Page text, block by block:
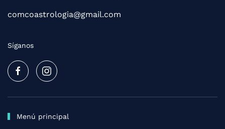
comcoastrologia@gmail.com
Síganos
Menú principal